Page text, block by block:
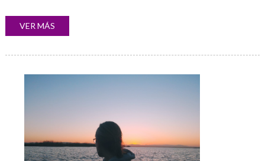
VER MÁS